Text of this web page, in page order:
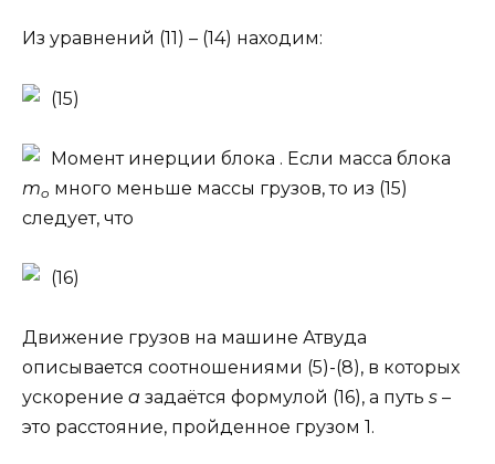
Из уравнений (11) – (14) находим:
(15)
Момент инерции блока . Если масса блока
mo много меньше массы грузов, то из (15)
следует, что
(16)
Движение грузов на машине Атвуда
описывается соотношениями (5)-(8), в которых
ускорение a задаётся формулой (16), а путь s –
это расстояние, пройденное грузом 1.